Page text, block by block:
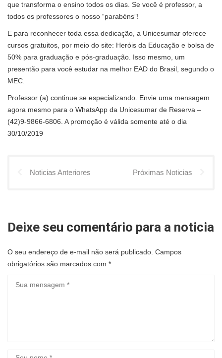
que transforma o ensino todos os dias. Se você é professor, a
todos os professores o nosso “parabéns”!
E para reconhecer toda essa dedicação, a Unicesumar oferece
cursos gratuitos, por meio do site: Heróis da Educação e bolsa de
50% para graduação e pós-graduação. Isso mesmo, um
presentão para você estudar na melhor EAD do Brasil, segundo o
MEC.
Professor (a) continue se especializando. Envie uma mensagem
agora mesmo para o WhatsApp da Unicesumar de Reserva –
(42)9-9866-6806. A promoção é válida somente até o dia
30/10/2019
Noticias Anteriores Próximas Noticias
Deixe seu comentário para a noticia
O seu endereço de e-mail não será publicado. Campos
obrigatórios são marcados com *